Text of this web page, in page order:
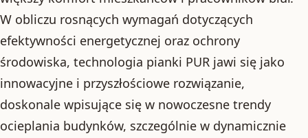
W obliczu rosnących wymagań dotyczących
efektywności energetycznej oraz ochrony
środowiska, technologia pianki PUR jawi się jako
innowacyjne i przyszłościowe rozwiązanie,
doskonale wpisujące się w nowoczesne trendy
ocieplania budynków, szczególnie w dynamicznie